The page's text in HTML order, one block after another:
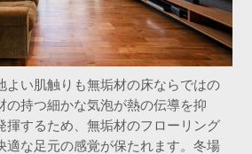
よい肌触りも無垢材の床ならではの
の持つ細かな気泡が熱の伝導を抑
揮するため、無垢材のフローリング
適な足元の感覚が保たれます。冬場